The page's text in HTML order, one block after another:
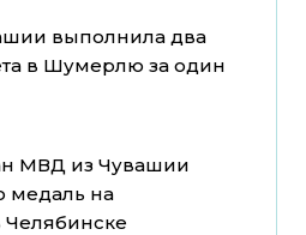
выполнила два
в Шумерлю за один
МВД из Чувашии
медаль на
Челябинске